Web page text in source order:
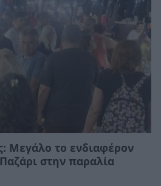
Μεγάλο το ενδιαφέρον
στην παραλία